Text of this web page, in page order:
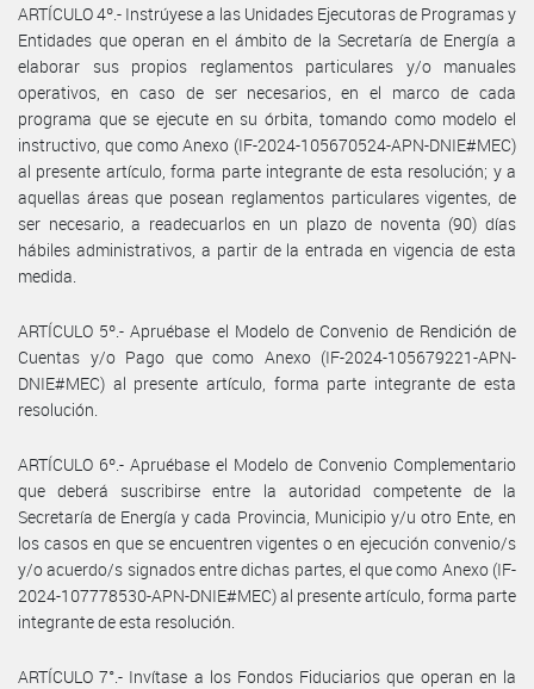
ARTÍCULO 4º.- Instrúyese a las Unidades Ejecutoras de Programas y
Entidades que operan en el ámbito de la Secretaría de Energía a
elaborar sus propios reglamentos particulares y/o manuales
operativos, en caso de ser necesarios, en el marco de cada
programa que se ejecute en su órbita, tomando como modelo el
instructivo, que como Anexo (IF-2024-105670524-APN-DNIE#MEC)
al presente artículo, forma parte integrante de esta resolución; y a
aquellas áreas que posean reglamentos particulares vigentes, de
ser necesario, a readecuarlos en un plazo de noventa (90) días
hábiles administrativos, a partir de la entrada en vigencia de esta
medida.
ARTÍCULO 5º.- Apruébase el Modelo de Convenio de Rendición de
Cuentas y/o Pago que como Anexo (IF-2024-105679221-APN-
DNIE#MEC) al presente artículo, forma parte integrante de esta
resolución.
ARTÍCULO 6º.- Apruébase el Modelo de Convenio Complementario
que deberá suscribirse entre la autoridad competente de la
Secretaría de Energía y cada Provincia, Municipio y/u otro Ente, en
los casos en que se encuentren vigentes o en ejecución convenio/s
y/o acuerdo/s signados entre dichas partes, el que como Anexo (IF-
2024-107778530-APN-DNIE#MEC) al presente artículo, forma parte
integrante de esta resolución.
ARTÍCULO 7°.- Invítase a los Fondos Fiduciarios que operan en la